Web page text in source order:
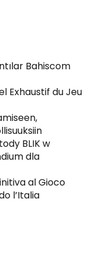
Bahiscom
Exhaustif du Jeu
BLIK w
dla
al Gioco
l’Italia